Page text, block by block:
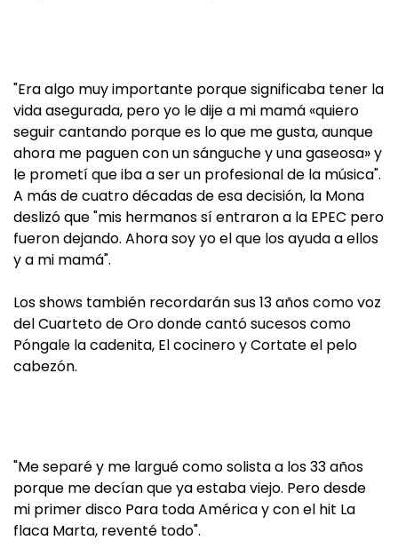
"Era algo muy importante porque significaba tener la
vida asegurada, pero yo le dije a mi mamá «quiero
seguir cantando porque es lo que me gusta, aunque
ahora me paguen con un sánguche y una gaseosa» y
le prometí que iba a ser un profesional de la música".
A más de cuatro décadas de esa decisión, la Mona
deslizó que "mis hermanos sí entraron a la EPEC pero
fueron dejando. Ahora soy yo el que los ayuda a ellos
y a mi mamá".
Los shows también recordarán sus 13 años como voz
del Cuarteto de Oro donde cantó sucesos como
Póngale la cadenita, El cocinero y Cortate el pelo
cabezón.
"Me separé y me largué como solista a los 33 años
porque me decían que ya estaba viejo. Pero desde
mi primer disco Para toda América y con el hit La
flaca Marta, reventé todo".